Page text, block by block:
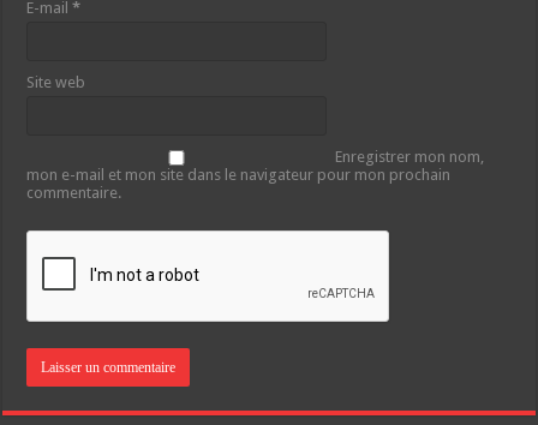
E-mail*
Site web
Enregistrer mon nom,
mon e-mail et mon site dans le navigateur pour mon prochain
commentaire.